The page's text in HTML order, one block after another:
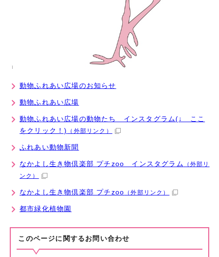
動物ふれあい広場のお知らせ
動物ふれあい広場
動物ふれあい広場の動物たち インスタグラム(↓ ここ
をクリック！)
（外部リンク）
ふれあい動物新聞
なかよし生き物倶楽部 プチzoo インスタグラム
（外部リ
ンク）
なかよし生き物倶楽部 プチzoo （外部リンク）
都市緑化植物園
このページに関する お問い合わせ